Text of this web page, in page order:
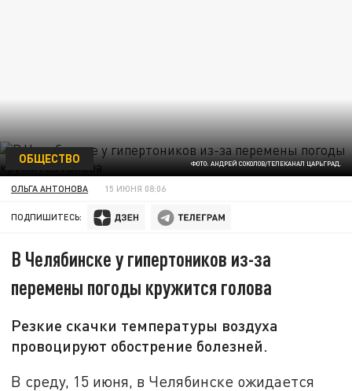
ФОТО: АНДРЕЙ СОКОЛОВ/ТЕЛЕКАНАЛ ЦАРЬГРАД.
ОБЩЕСТВО
ОЛЬГА АНТОНОВА 15 ИЮНЯ 08:06
ПОДПИШИТЕСЬ:
В Челябинске у гипертоников из-за
перемены погоды кружится голова
Резкие скачки температуры воздуха
провоцируют обострение болезней.
В среду, 15 июня, в Челябинске ожидается